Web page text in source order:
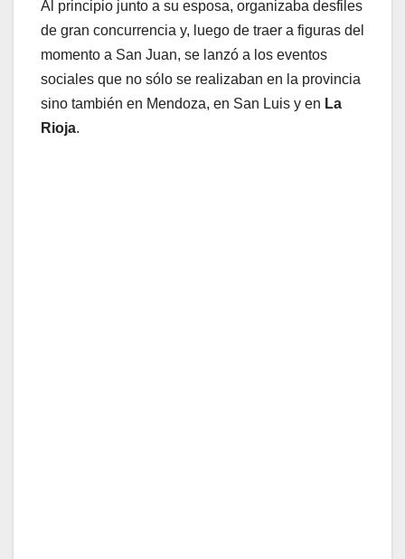
Al principio junto a su esposa, organizaba desfiles
de gran concurrencia y, luego de traer a figuras del
momento a San Juan, se lanzó a los eventos
sociales que no sólo se realizaban en la provincia
sino también en Mendoza, en San Luis y en La
Rioja.